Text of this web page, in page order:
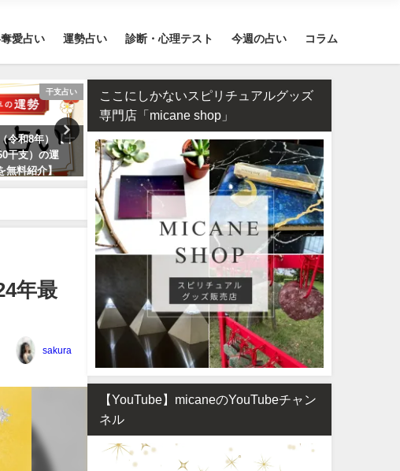
愛占い 運勢占い 診断・心理テスト 今週の占い コラム
干支占い
令和8年）【十
干支）の運
無料紹介】
相性占い・既婚者なのに片思
い…この恋愛は上手くいく？諦
めるべき？
2026年のラッキーパワース
ンはカーネリアン！恋愛・
運が急上昇する理由
年最
sakura
ここにしかないスピリチュアルグッズ
専門店「micane shop」
【YouTube】micaneのYouTubeチャン
ネル